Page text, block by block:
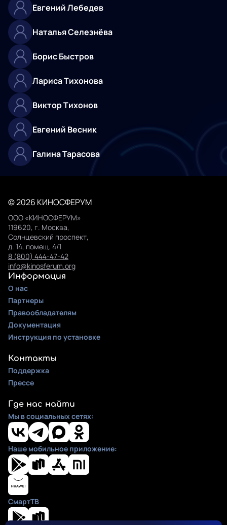
Евгений Лебедев
Наталья Селезнёва
Борис Быстров
Лариса Тихонова
Виктор Тихонов
Евгений Весник
Галина Тарасова
© 2026 КИНОСФЕРУМ
ООО «КИНОСФЕРУМ»
119620, г. Москва,
Солнцевский проспект,
д. 14, помещ. 4/1
8 (800) 444-47-42
info@kinosferum.org
Информация
О нас
Партнеры
Правообладателям
Документация
Инструкция по установке
Контакты
Поддержка
Прессе
Где нас найти
Мы в социальных сетях:
Наше мобильное приложение:
СмартТВ